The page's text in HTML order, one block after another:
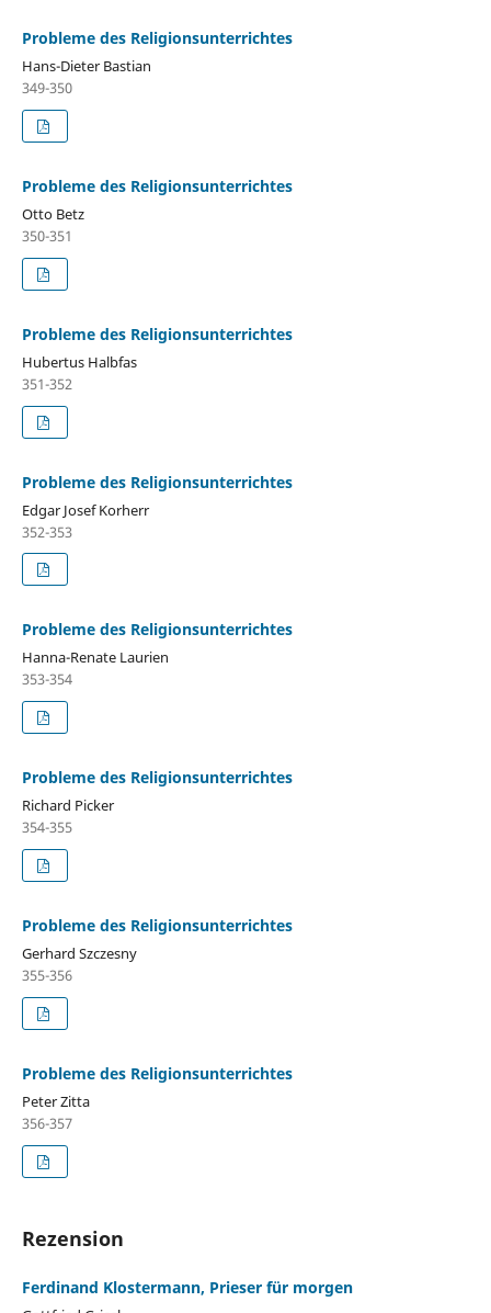
Probleme des Religionsunterrichtes
Hans-Dieter Bastian
349-350
Probleme des Religionsunterrichtes
Otto Betz
350-351
Probleme des Religionsunterrichtes
Hubertus Halbfas
351-352
Probleme des Religionsunterrichtes
Edgar Josef Korherr
352-353
Probleme des Religionsunterrichtes
Hanna-Renate Laurien
353-354
Probleme des Religionsunterrichtes
Richard Picker
354-355
Probleme des Religionsunterrichtes
Gerhard Szczesny
355-356
Probleme des Religionsunterrichtes
Peter Zitta
356-357
Rezension
Ferdinand Klostermann, Prieser für morgen